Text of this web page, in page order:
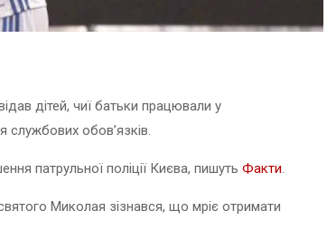
дітей, чиї батьки працювали у
службових обов’язків.
патрульної поліції Києва, пишуть Факти.
Миколая зізнався, що мріє отримати